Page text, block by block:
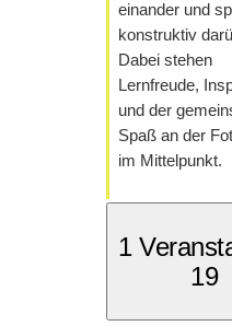
einander und
konstruktiv
Dabei stehen
Lernfreude,
und der
Spaß an der
im Mittelpunkt.
1
19